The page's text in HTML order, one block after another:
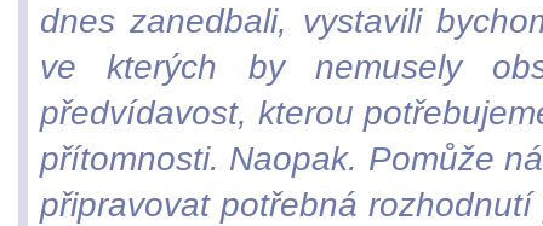
dnes zanedbali, vystavili
ve kterých by nemusely
předvídavost, kterou
přítomnosti. Naopak. Pomůže
připravovat potřebná